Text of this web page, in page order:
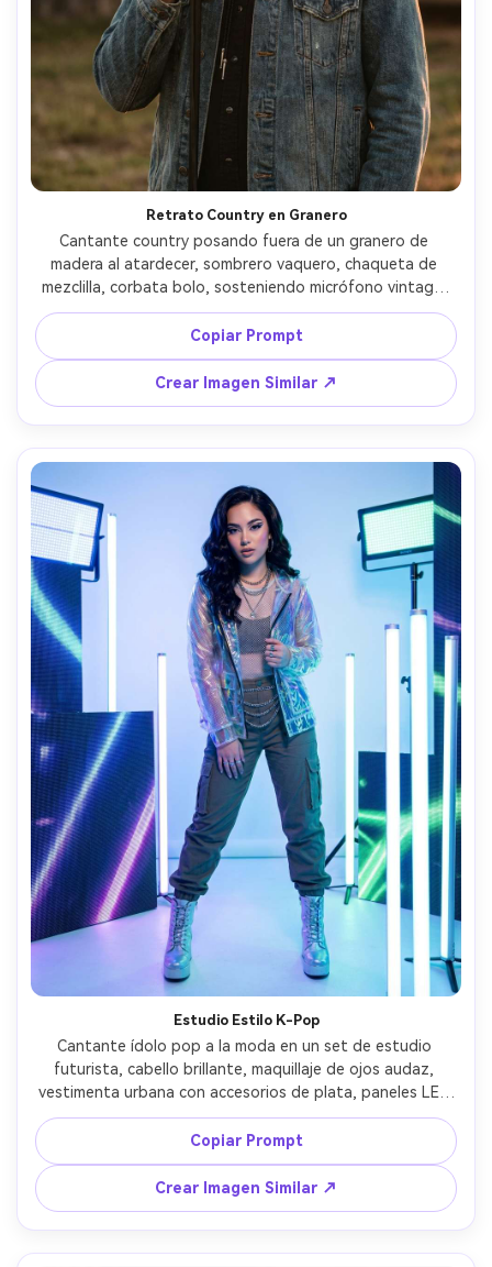
Retrato Country en Granero
Cantante country posando fuera de un granero de
madera al atardecer, sombrero vaquero, chaqueta de
mezclilla, corbata bolo, sosteniendo micrófono vintage,
polvo suave en el ambiente, luz cálida de contorno,
tomada con Canon 5D Mark IV con 85mm f/1.8, retrato de
tres cuartos, poros naturales, colorización cálida tipo
película, fotorrealista, actitud accesible y segura --ar 4:5
Copiar Prompt
Crear Imagen Similar ↗
Estudio Estilo K-Pop
Cantante ídolo pop a la moda en un set de estudio
futurista, cabello brillante, maquillaje de ojos audaz,
vestimenta urbana con accesorios de plata, paneles LED
y tubos de luz de fondo, iluminación limpia de alto nivel
con acentos neón, tomada con Sony A1 con 35mm f/1.8,
encuadre cuerpo completo, enfoque nítido, textura de
piel limpia, look editorial de moda fotorrealista --ar 4:5
Copiar Prompt
Crear Imagen Similar ↗